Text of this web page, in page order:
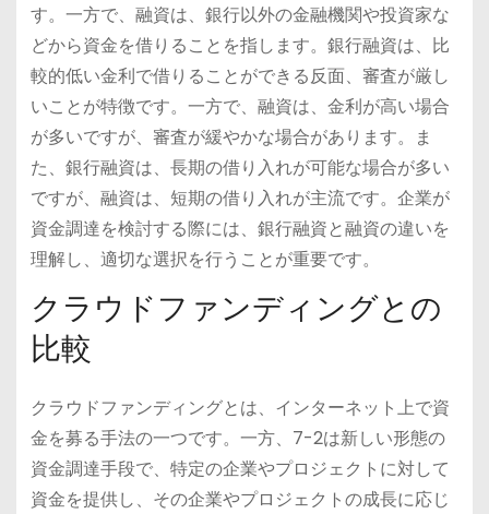
す。一方で、融資は、銀行以外の金融機関や投資家な
どから資金を借りることを指します。銀行融資は、比
較的低い金利で借りることができる反面、審査が厳し
いことが特徴です。一方で、融資は、金利が高い場合
が多いですが、審査が緩やかな場合があります。ま
た、銀行融資は、長期の借り入れが可能な場合が多い
ですが、融資は、短期の借り入れが主流です。企業が
資金調達を検討する際には、銀行融資と融資の違いを
理解し、適切な選択を行うことが重要です。
クラウドファンディングとの
比較
クラウドファンディングとは、インターネット上で資
金を募る手法の一つです。一方、7-2は新しい形態の
資金調達手段で、特定の企業やプロジェクトに対して
資金を提供し、その企業やプロジェクトの成長に応じ